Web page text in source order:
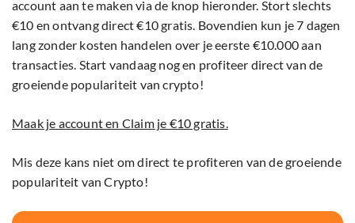
account aan te maken via de knop hieronder. Stort slechts
€10 en ontvang direct €10 gratis. Bovendien kun je 7 dagen
lang zonder kosten handelen over je eerste €10.000 aan
transacties. Start vandaag nog en profiteer direct van de
groeiende populariteit van crypto!
Maak je account en Claim je €10 gratis.
Mis deze kans niet om direct te profiteren van de groeiende
populariteit van Crypto!